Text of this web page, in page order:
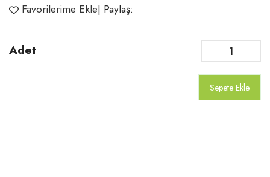
Favorilerime Ekle| Paylaş:
Adet
Sepete Ekle